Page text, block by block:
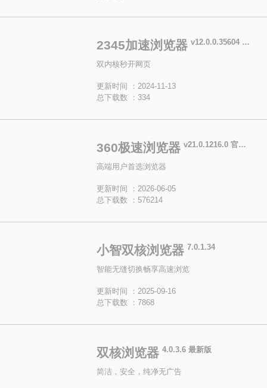
2345加速浏览器 v12.0.0.35604 官方版
双内核秒开网页
更新时间 ：2024-11-13
总下载数 ：334
360极速浏览器 v21.0.1216.0 官方版
高端用户首选浏览器
更新时间 ：2026-06-05
总下载数 ：576214
小智双核浏览器 7.0.1.34
智能无缝切换畅享高速浏览
更新时间 ：2025-09-16
总下载数 ：7868
双核浏览器 4.0.3.6 最新版
简洁，安全，纯净无广告